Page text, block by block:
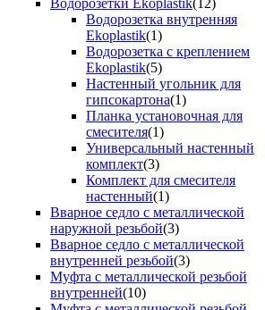
Водорозетки Ekoplastik(12)
Водорозетка внутренняя
Ekoplastik(1)
Водорозетка с креплением
Ekoplastik(5)
Настенный угольник для
гипсокартона(1)
Планка установочная для
смесителя(1)
Универсальный настенный
комплект(3)
Комплект для смесителя
настенный(1)
Вварное седло с металлической
наружной резьбой(3)
Вварное седло с металлической
внутренней резьбой(3)
Муфта с металлической резьбой
внутренней(10)